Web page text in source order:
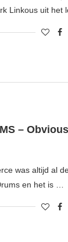
Linkous uit het
–
was altijd al
en het is …